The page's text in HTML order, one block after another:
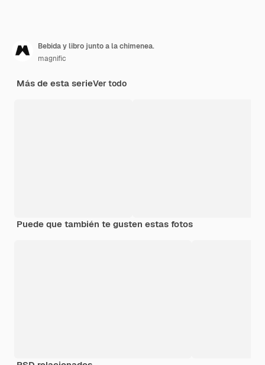
Bebida y libro junto a la chimenea.
magnific
Más de esta serieVer todo
Puede que también te gusten estas fotos